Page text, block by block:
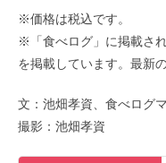
※価格は税込です。
※「食べログ」に掲載さ
を掲載しています。最新
文：池畑孝資、食べログ
撮影：池畑孝資